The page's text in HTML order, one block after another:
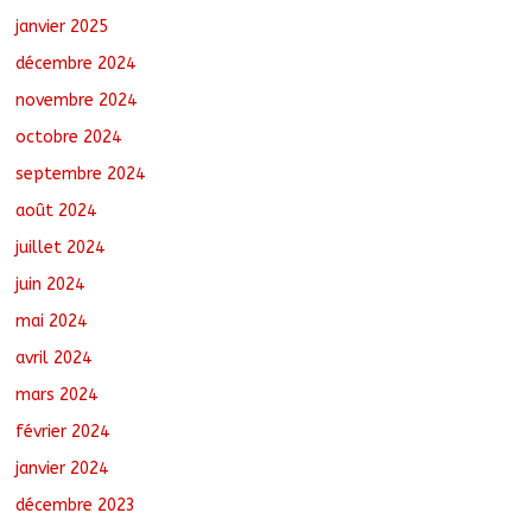
janvier 2025
décembre 2024
novembre 2024
octobre 2024
septembre 2024
août 2024
juillet 2024
juin 2024
mai 2024
avril 2024
mars 2024
février 2024
janvier 2024
décembre 2023